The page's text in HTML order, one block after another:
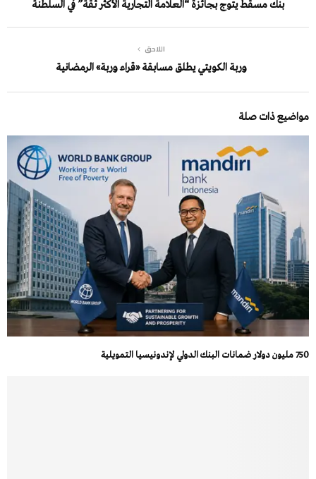
بنك مسقط يتوج بجائزة “العلامة التجارية الأكثر ثقة” في السلطنة
اللاحق
وربة الكويتي يطلق مسابقة «قراء وربة» الرمضانية
مواضيع ذات صلة
750 مليون دولار ضمانات البنك الدولي لإندونيسيا التمويلية